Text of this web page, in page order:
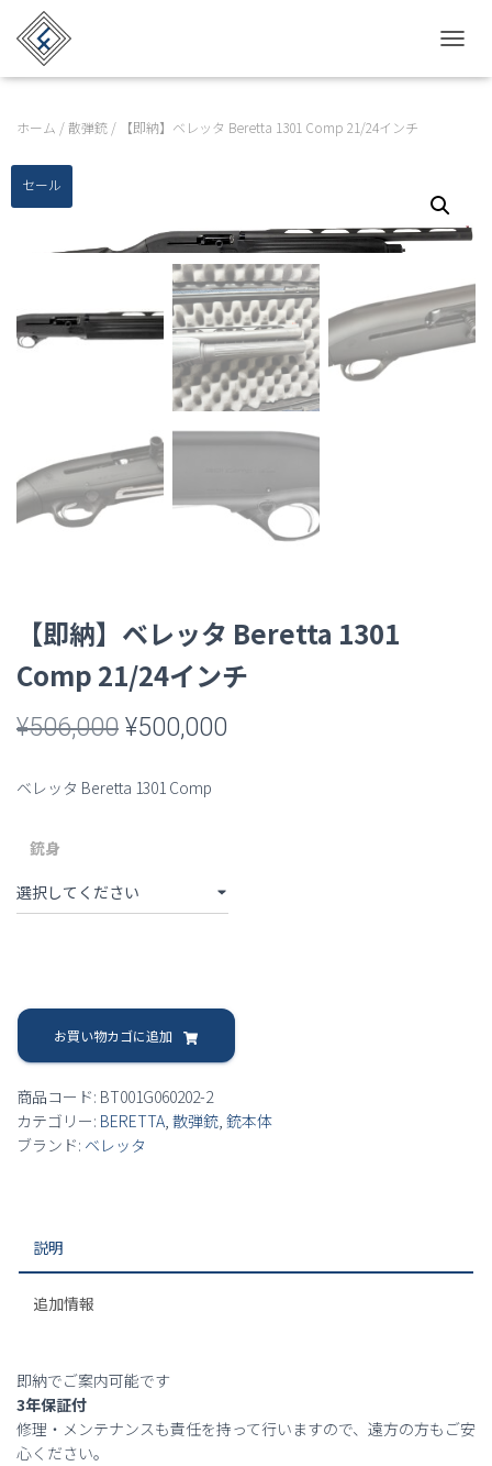
ホーム /散弾銃 / 【即納】ベレッタ Beretta 1301 Comp 21/24インチ
セール
【即納】ベレッタ Beretta 1301
Comp 21/24インチ
¥506,000 元
は
し
た。
¥500,000
で
す。
ベレッタ Beretta 1301 Comp
銃身
【即
ベ
ッ
タ
Beretta
ン
お買い物カゴに追加
商品コード: BT001G060202-2
カテゴリー: BERETTA, 散弾銃, 銃本体
ブランド: ベレッタ
説明
追加情報
即納でご案内可能です
3年保証付
修理・メンテナンスも責任を持って行いますので、遠方の方もご安
心ください。